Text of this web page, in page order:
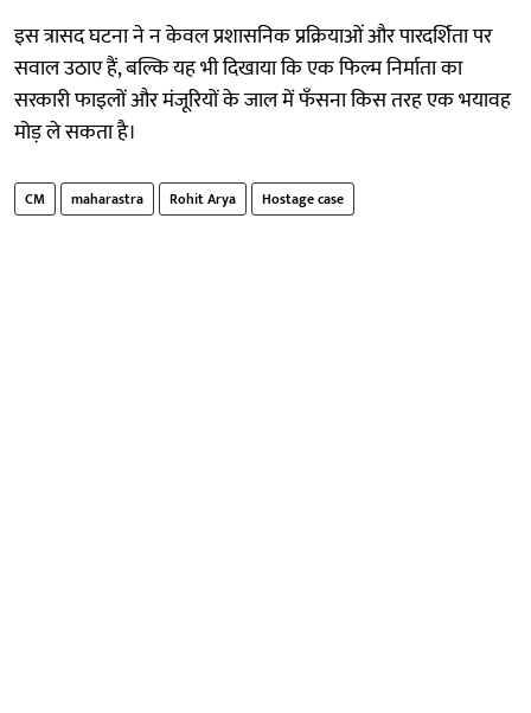
इस त्रासद घटना ने न केवल प्रशासनिक प्रक्रियाओं और पारदर्शिता पर
सवाल उठाए हैं, बल्कि यह भी दिखाया कि एक फिल्म निर्माता का
सरकारी फाइलों और मंजूरियों के जाल में फँसना किस तरह एक भयावह
मोड़ ले सकता है।
CM maharastra Rohit Arya Hostage case